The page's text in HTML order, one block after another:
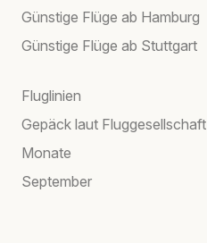
Günstige Flüge ab Hamburg
Günstige Flüge ab Stuttgart
Fluglinien
Gepäck laut Fluggesellschaft
Monate
September